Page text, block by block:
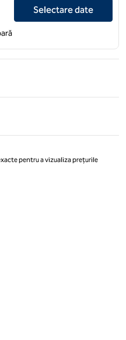
Selectare date
pentru a vizualiza prețurile